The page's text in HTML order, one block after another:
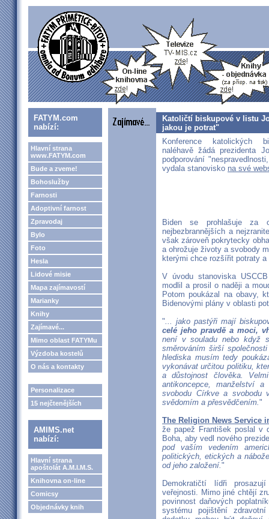
FATYM.com
nabízí:
Hlavní strana
www.FATYM.com
Bude a zveme!
Bohoslužby
Farnosti
Adoptivní farnost
Zpravodaj
Bylo
Foto
Hesla
Lidové misie
Mapa zajímavostí
Marianky
Knihy
Zajímavé...
Mimo oblast FATYMu
Výzdoba kostelů
O nás a kontakty
Personalizace
15 nejčtenějších
AMIMS.net
nabízí:
Hlavní strana
apoštolát A.M.I.M.S.
Knihovna on-line
Comicsy
Objednávky knih
Katoličtí biskupové v listu
jakou je potrat"
Konference katolických
naléhavě žádá prezidenta
podporování
vydala stanovisko na své
Biden se prohlašuje za
nejbezbrannějších a
však zároveň pokrytecky
a ohrožuje životy a svobody
kterými chce rozšířit potraty
V úvodu stanoviska
modlil a prosil o naději a
Potom poukázal na obavy,
Bidenovými plány v oblasti
"... jako pastýři mají
celé jeho pravdě a moci,
není v souladu nebo když
směrováním širší
hlediska musím tedy
vykonávat určitou politiku,
a důstojnost člověka.
antikoncepce, manželství
svobodu Církve a
svědomím a přesvědčením."
The Religion News Service
že papež František poslal v
Boha, aby vedl nového
pod vaším vedením
politických, etických a
od jeho založení."
Demokratičtí lídři
veřejnosti. Mimo jiné chtějí
povinnost daňových
systému pojištění